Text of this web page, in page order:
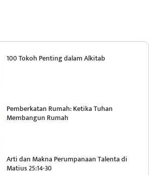
100 Tokoh Penting dalam Alkitab
Pemberkatan Rumah: Ketika Tuhan
Membangun Rumah
Arti dan Makna Perumpanaan Talenta di
Matius 25:14-30